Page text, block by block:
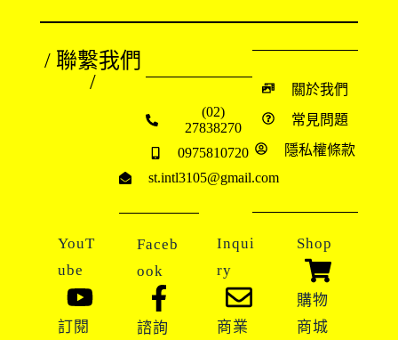
/ 聯繫我們
/
(02)
27838270
0975810720
st.intl3105@gmail.com
關於我們
常見問題
隱私權條款
YouT
ube
訂閱
Faceb
ook
諮詢
Inqui
ry
商業
Shop
購物
商城